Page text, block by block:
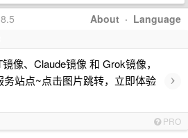
About · Language
像、Claude镜像 和 Grok镜像，
站点~点击图片跳转，立即体验
›
PRO